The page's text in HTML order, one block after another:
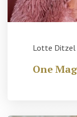
Lotte Ditzel
One